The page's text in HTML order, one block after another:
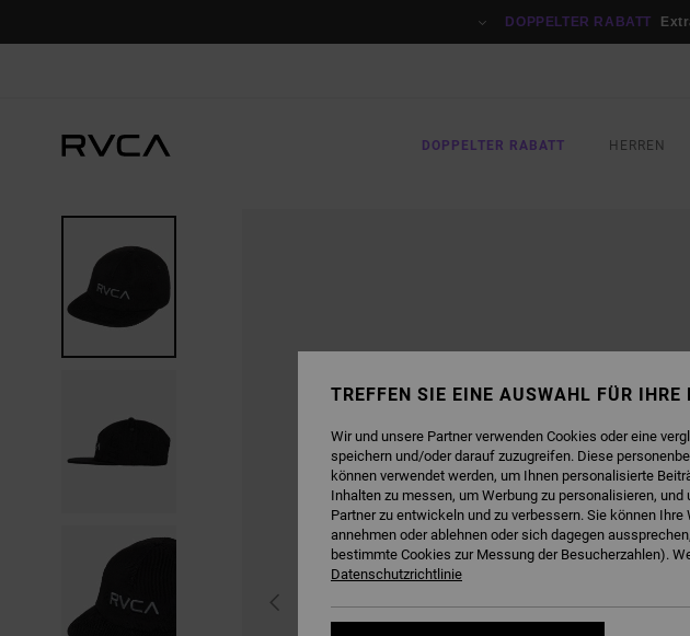
DOPPELTER RABATT
DOPPELTER RABATT HERREN
TREFFEN SIE EINE AUSWAHL FÜR IHRE
Wir und unsere Partner verwenden Cookies oder eine
speichern und/oder darauf zuzugreifen. Diese
können verwendet werden, um Ihnen personalisierte
Inhalten zu messen, um Werbung zu personalisieren,
Partner zu entwickeln und zu verbessern. Sie können
annehmen oder ablehnen oder sich dagegen
bestimmte Cookies zur Messung der Besucherzahlen).
Datenschutzrichtlinie